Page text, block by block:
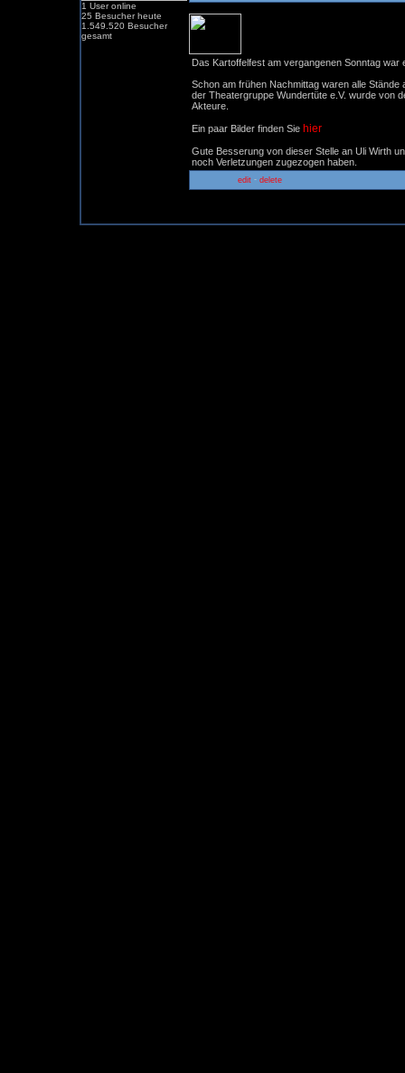
1 User online
25 Besucher heute
1.549.520 Besucher
gesamt
Das Kartoffelfest am vergangenen Sonntag war
Schon am frühen Nachmittag waren alle
der Theatergruppe Wundertüte e.V. wurde von
Akteure.
Ein paar Bilder finden Sie hier
Gute Besserung von dieser Stelle an Uli Wirth
noch Verletzungen zugezogen haben.
edit- delete